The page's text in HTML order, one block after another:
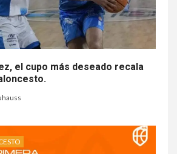
el cupo más deseado recala